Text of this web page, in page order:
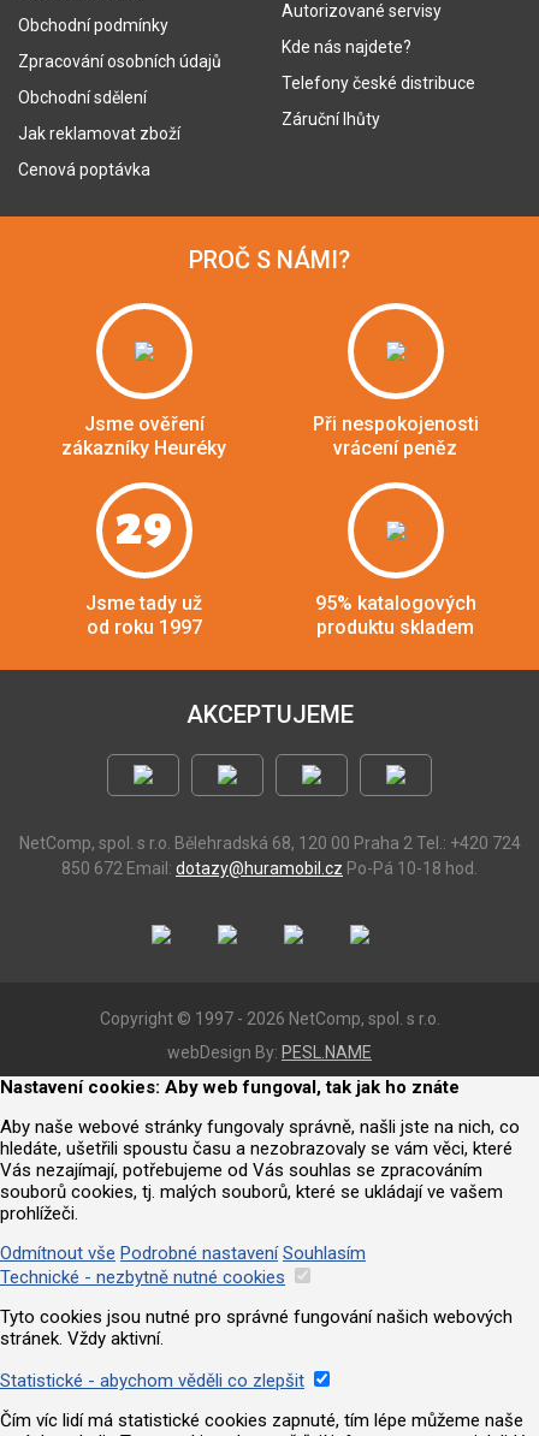
Obchodní podmínky
Zpracování osobních údajů
Obchodní sdělení
Jak reklamovat zboží
Cenová poptávka
Autorizované servisy
Kde nás najdete?
Telefony české distribuce
Záruční lhůty
PROČ S NÁMI?
Jsme ověření
zákazníky Heuréky
Při nespokojenosti
vrácení peněz
29
Jsme tady už
od roku 1997
95% katalogových
produktu skladem
AKCEPTUJEME
NetComp, spol. s r.o. Bělehradská 68, 120 00 Praha 2 Tel.: +420 724
850 672 Email: dotazy@huramobil.cz Po-Pá 10-18 hod.
Copyright © 1997 - 2026 NetComp, spol. s r.o.
webDesign By: PESL.NAME
Nastavení cookies: Aby web fungoval, tak jak ho znáte
Aby naše webové stránky fungovaly správně, našli jste na nich, co
hledáte, ušetřili spoustu času a nezobrazovaly se vám věci, které
Vás nezajímají, potřebujeme od Vás souhlas se zpracováním
souborů cookies, tj. malých souborů, které se ukládají ve vašem
prohlížeči.
Odmítnout vše Podrobné nastavení Souhlasím
Technické - nezbytně nutné cookies
Tyto cookies jsou nutné pro správné fungování našich webových
stránek. Vždy aktivní.
Statistické - abychom věděli co zlepšit
Čím víc lidí má statistické cookies zapnuté, tím lépe můžeme naše